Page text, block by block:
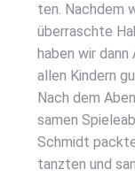
ten. Nach­dem
über­rasch­te
haben wir
allen Kin­dern
Nach dem
sa­men
Schmidt
tanz­ten und